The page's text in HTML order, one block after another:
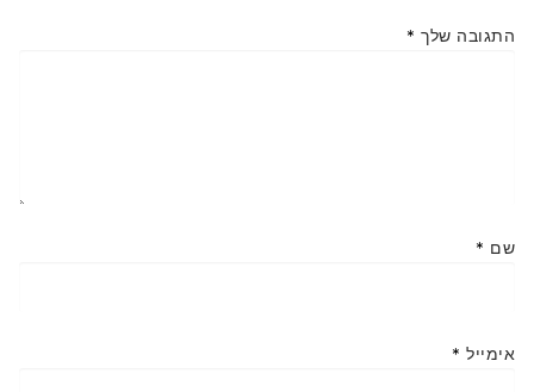
התגובה שלך *
שם *
אימייל *